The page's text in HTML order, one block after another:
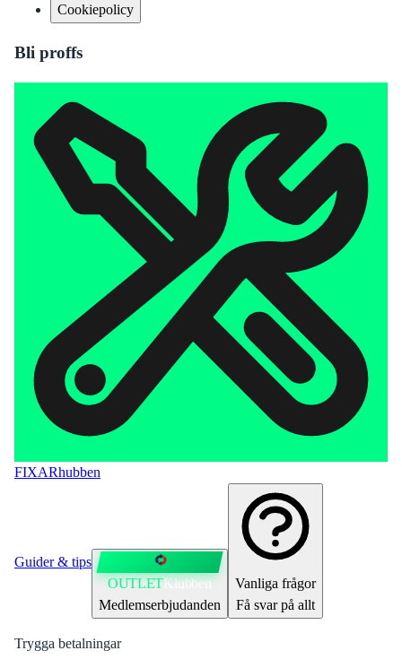
Cookiepolicy
Bli proffs
FIXARhubben
Guider & tips
OUTLETKlubben
Medlemserbjudanden
Vanliga frågor
Få svar på allt
Trygga betalningar